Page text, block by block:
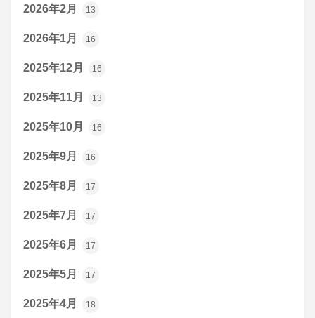
2026年2月 13
2026年1月 16
2025年12月 16
2025年11月 13
2025年10月 16
2025年9月 16
2025年8月 17
2025年7月 17
2025年6月 17
2025年5月 17
2025年4月 18